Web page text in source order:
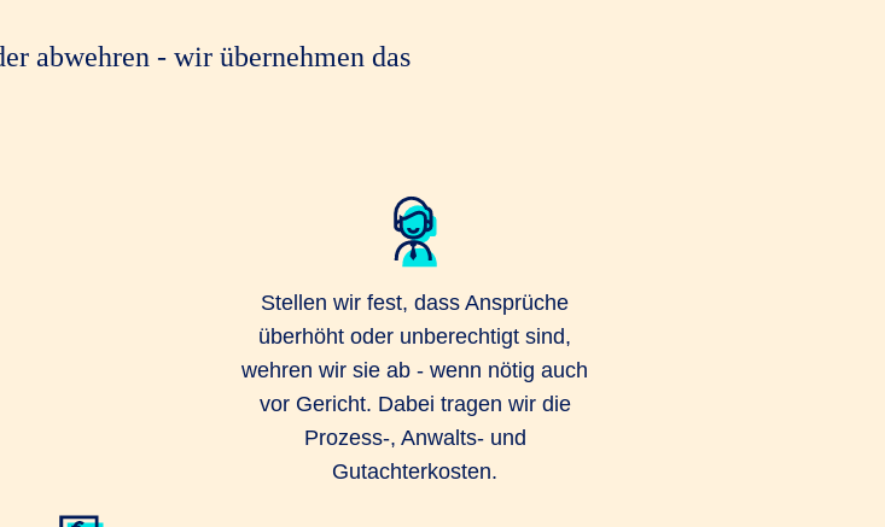
abwehren - wir übernehmen das
Stellen wir fest, dass Ansprüche
überhöht oder unberechtigt sind,
wehren wir sie ab - wenn nötig auch
vor Gericht. Dabei tragen wir die
Prozess-, Anwalts- und
Gutachterkosten.